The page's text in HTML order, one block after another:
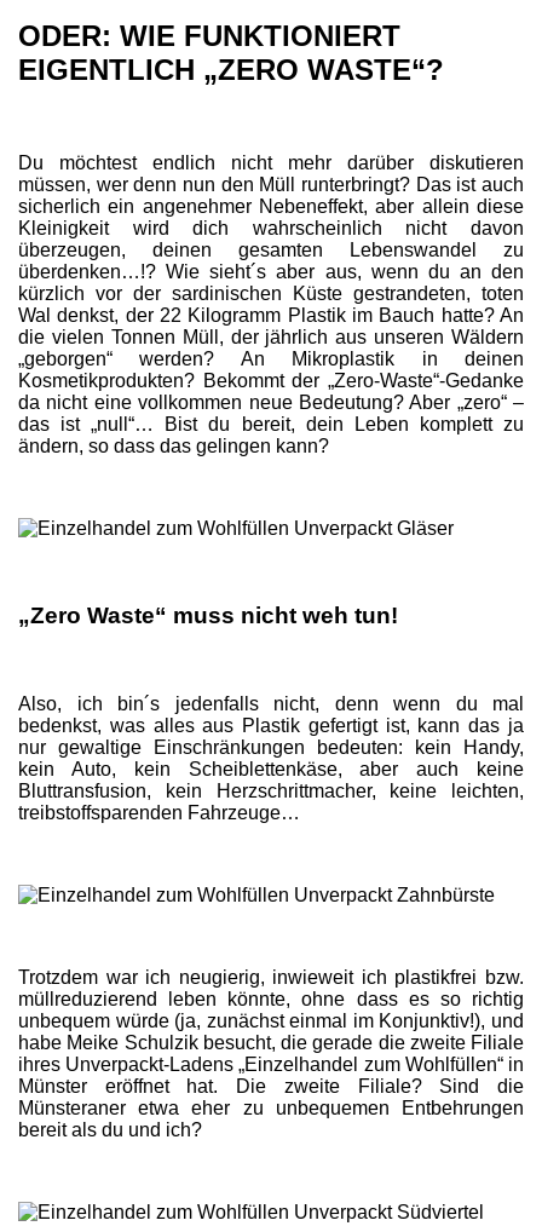
ODER: WIE FUNKTIONIERT
EIGENTLICH „ZERO WASTE“?
Du möchtest endlich nicht mehr darüber diskutieren
müssen, wer denn nun den Müll runterbringt? Das ist auch
sicherlich ein angenehmer Nebeneffekt, aber allein diese
Kleinigkeit wird dich wahrscheinlich nicht davon
überzeugen, deinen gesamten Lebenswandel zu
überdenken…!? Wie sieht´s aber aus, wenn du an den
kürzlich vor der sardinischen Küste gestrandeten, toten
Wal denkst, der 22 Kilogramm Plastik im Bauch hatte? An
die vielen Tonnen Müll, der jährlich aus unseren Wäldern
„geborgen“ werden? An Mikroplastik in deinen
Kosmetikprodukten? Bekommt der „Zero-Waste“-Gedanke
da nicht eine vollkommen neue Bedeutung? Aber „zero“ –
das ist „null“… Bist du bereit, dein Leben komplett zu
ändern, so dass das gelingen kann?
„Zero Waste“ muss nicht weh tun!
Also, ich bin´s jedenfalls nicht, denn wenn du mal
bedenkst, was alles aus Plastik gefertigt ist, kann das ja
nur gewaltige Einschränkungen bedeuten: kein Handy,
kein Auto, kein Scheiblettenkäse, aber auch keine
Bluttransfusion, kein Herzschrittmacher, keine leichten,
treibstoffsparenden Fahrzeuge…
Trotzdem war ich neugierig, inwieweit ich plastikfrei bzw.
müllreduzierend leben könnte, ohne dass es so richtig
unbequem würde (ja, zunächst einmal im Konjunktiv!), und
habe Meike Schulzik besucht, die gerade die zweite Filiale
ihres Unverpackt-Ladens „Einzelhandel zum Wohlfüllen“ in
Münster eröffnet hat. Die zweite Filiale? Sind die
Münsteraner etwa eher zu unbequemen Entbehrungen
bereit als du und ich?